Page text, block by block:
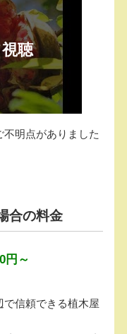
明点がありました
合の料金
円～
信頼できる植木屋